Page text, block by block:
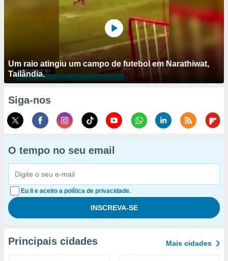
Um raio atingiu um campo de futebol em Narathiwat,
Tailândia.
Siga-nos
O tempo no seu email
Eu li e aceito a política de privacidade.
Principais cidades Mais cidades